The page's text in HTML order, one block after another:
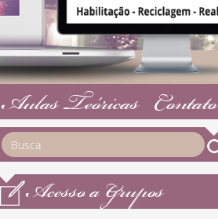
Aulas TeóricasContato
Acesso a Grupos